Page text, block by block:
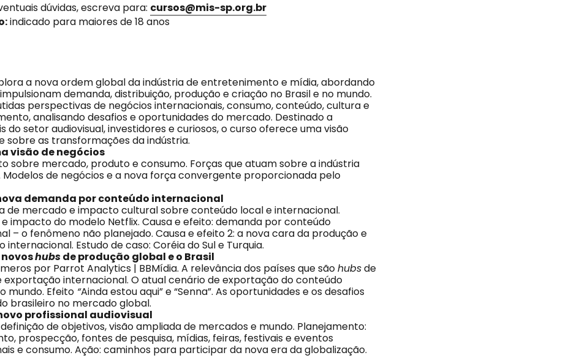
dúvidas, escreva para: cursos@mis-sp.org.br
indicado para maiores de 18 anos
a nova ordem global da indústria de entretenimento e mídia, abordando
demanda, distribuição, produção e criação no Brasil e no mundo.
perspectivas de negócios internacionais, consumo, conteúdo, cultura e
analisando desafios e oportunidades do mercado. Destinado a
do setor audiovisual, investidores e curiosos, o curso oferece uma visão
sobre as transformações da indústria.
visão de negócios
sobre mercado, produto e consumo. Forças que atuam sobre a indústria
Modelos de negócios e a nova força convergente proporcionada pelo
demanda por conteúdo internacional
de mercado e impacto cultural sobre conteúdo local e internacional.
impacto do modelo Netflix. Causa e efeito: demanda por conteúdo
– o fenômeno não planejado. Causa e efeito 2: a nova cara da produção e
internacional. Estudo de caso: Coréia do Sul e Turquia.
novoshubsde produção global e o Brasil
por Parrot Analytics | BBMídia. A relevância dos países que sãohubsde
exportação internacional. O atual cenário de exportação do conteúdo
mundo. Efeito “Ainda estou aqui” e “Senna”. As oportunidades e os desafios
brasileiro no mercado global.
profissional audiovisual
de objetivos, visão ampliada de mercados e mundo. Planejamento:
prospecção, fontes de pesquisa, mídias, feiras, festivais e eventos
e consumo. Ação: caminhos para participar da nova era da globalização.